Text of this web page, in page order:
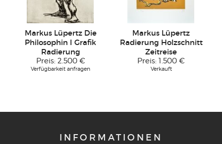
Markus Lüpertz Die
Philosophin I Grafik
Radierung
Preis: 2.500 €
Verfügbarkeit anfragen
Markus Lüpertz
Radierung Holzschnitt
Zeitreise
Preis: 1.500 €
Verkauft
INFORMATIONEN